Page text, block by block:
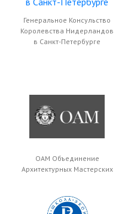
Генеральное Консульство
Королевства Нидерландов
в Санкт-Петербурге
ОАМ Объединение
Архитектурных Мастерских